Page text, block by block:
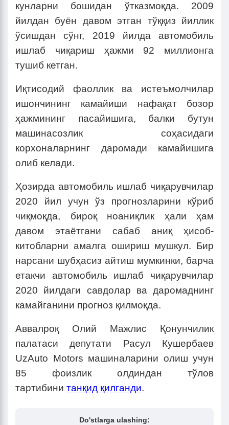
кунларни бошидан ўтказмоқда. 2009
йилдан буён давом этган тўққиз йиллик
ўсишдан сўнг, 2019 йилда автомобиль
ишлаб чиқариш ҳажми 92 миллионга
тушиб кетган.
Иқтисодий фаоллик ва истеъмолчилар
ишончининг камайиши нафақат бозор
ҳажмининг пасайишига, балки бутун
машинасозлик соҳасидаги
корхоналарнинг даромади камайишига
олиб келади.
Ҳозирда автомобиль ишлаб чиқарувчилар
2020 йил учун ўз прогнозларини кўриб
чиқмоқда, бироқ ноаниқлик ҳали ҳам
давом этаётгани сабаб аниқ ҳисоб-
китобларни амалга ошириш мушкул. Бир
нарсани шубҳасиз айтиш мумкинки, барча
етакчи автомобиль ишлаб чиқарувчилар
2020 йилдаги савдолар ва даромаднинг
камайганини прогноз қилмоқда.
Аввалроқ Олий Мажлис Қонунчилик
палатаси депутати Расул Кушербаев
UzAuto Motors машиналарини олиш учун
85 фоизлик олдиндан тўлов
тартибини танқид қилганди.
Do'stlarga ulashing: